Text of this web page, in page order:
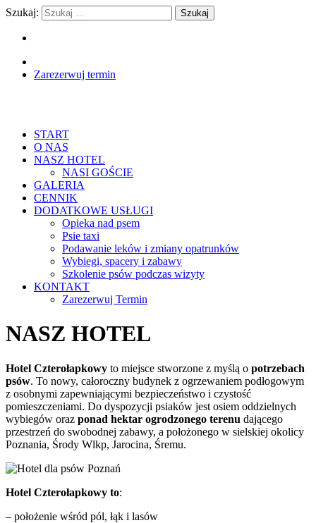
Szukaj:
Zarezerwuj termin
START
O NAS
NASZ HOTEL
NASI GOŚCIE
GALERIA
CENNIK
DODATKOWE USŁUGI
Opieka nad psem
Psie taxi
Podawanie leków i zmiany opatrunków
Wybiegi, spacery i zabawy
Szkolenie psów podczas wizyty
KONTAKT
Zarezerwuj Termin
NASZ HOTEL
Hotel Czterołapkowy to miejsce stworzone z myślą o potrzebach
psów. To nowy, całoroczny budynek z ogrzewaniem podłogowym
z osobnymi zapewniającymi bezpieczeństwo i czystość
pomieszczeniami. Do dyspozycji psiaków jest osiem oddzielnych
wybiegów oraz ponad hektar ogrodzonego terenu dającego
przestrzeń do swobodnej zabawy, a położonego w sielskiej okolicy
Poznania, Środy Wlkp, Jarocina, Śremu.
Hotel Czterołapkowy to:
– położenie wśród pól, łąk i lasów